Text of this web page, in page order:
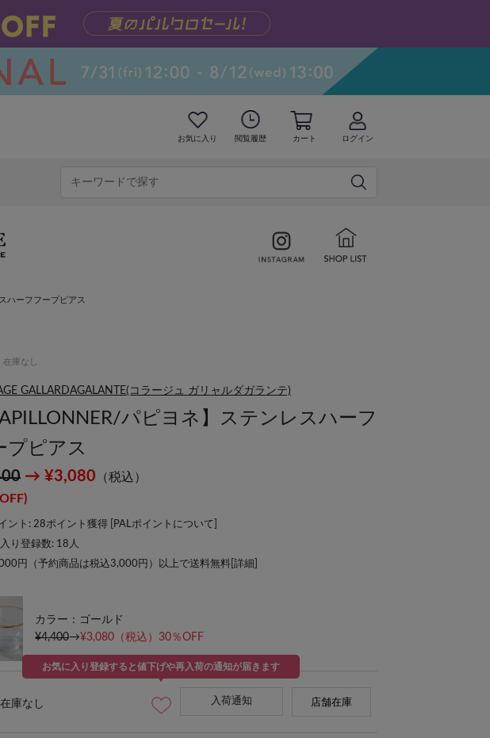
お気に入り 閲覧履歴 カート ログイン
ハーフフープピアス
在庫なし
GALLARDAGALANTE(コラージュ ガリャルダガランテ)
パピヨネ】ステンレスハーフ
プピアス
→ ¥3,080 （税込）
ント: 28ポイント獲得 [ PALポイントについて
り登録数: 18 人
円（予約商品は税込3,000円）以上で送料無料[ 詳細
カラー：ゴールド
¥4,400→¥3,080 （税込）30％OFF
在庫なし
お気に入り登録すると値下げや再入荷の通知が届きます
入荷通知 店舗在庫